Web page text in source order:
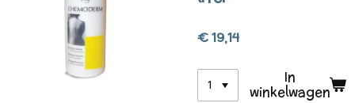
€ 19,14
In
winkelwagen